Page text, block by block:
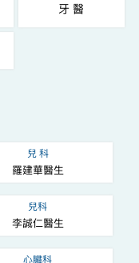
牙 醫
兒 科
羅建華醫生
兒科
李誠仁醫生
心臟科